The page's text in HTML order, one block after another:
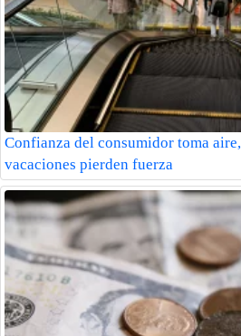
Confianza del consumidor toma
vacaciones pierden fuerza